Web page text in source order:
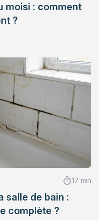
moisi : comment
?
17 min
salle de bain :
complète ?